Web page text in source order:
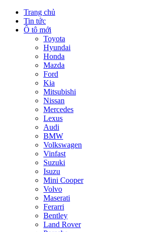
Trang chủ
Tin tức
Ô tô mới
Toyota
Hyundai
Honda
Mazda
Ford
Kia
Mitsubishi
Nissan
Mercedes
Lexus
Audi
BMW
Volkswagen
Vinfast
Suzuki
Isuzu
Mini Cooper
Volvo
Maserati
Ferarri
Bentley
Land Rover